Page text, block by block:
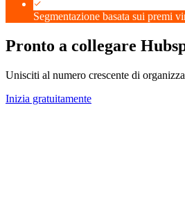
Segmentazione basata sui premi
Pronto a collegare
Unisciti al numero crescente di
Inizia gratuitamente